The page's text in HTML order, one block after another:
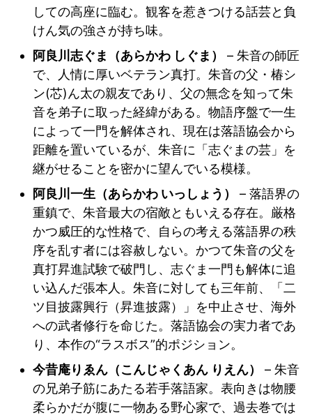
しての高座に臨む。観客を惹きつける話芸と負
けん気の強さが持ち味。
阿良川志ぐま（あらかわ しぐま）
– 朱音の師匠
で、人情に厚いベテラン真打。朱音の父・椿シ
ン(芯)ん太の親友であり、父の無念を知って朱
音を弟子に取った経緯がある。物語序盤で一生
によって一門を解体され、現在は落語協会から
距離を置いているが、朱音に「志ぐまの芸」を
継がせることを密かに望んでいる模様。
阿良川一生（あらかわ いっしょう）
– 落語界の
重鎮で、朱音最大の宿敵ともいえる存在。厳格
かつ威圧的な性格で、自らの考える落語界の秩
序を乱す者には容赦しない。かつて朱音の父を
真打昇進試験で破門し、志ぐま一門も解体に追
い込んだ張本人。朱音に対しても三年前、「二
ツ目披露興行（昇進披露）」を中止させ、海外
への武者修行を命じた。落語協会の実力者であ
り、本作の“ラスボス”的ポジション。
今昔庵りゑん（こんじゃくあん りえん）
– 朱音
の兄弟子筋にあたる若手落語家。表向きは物腰
柔らかだが腹に一物ある野心家で、過去巻では